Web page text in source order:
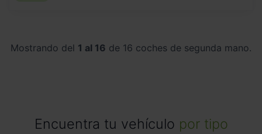
Mostrando del 1 al 16 de 16 coches de segunda mano.
Encuentra tu vehículo por tipo